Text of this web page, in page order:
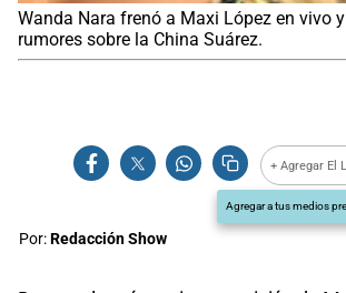
Wanda Nara frenó a Maxi López en vivo
rumores sobre la China Suárez.
+ Agregar El
Agregar a tus medios
Por:Redacción Show